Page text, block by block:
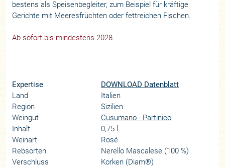
bestens als Speisenbegleiter, zum Beispiel für kräftige
Gerichte mit Meeresfrüchten oder fettreichen Fischen.
Ab sofort bis mindestens 2028.
Expertise
DOWNLOAD Datenblatt
Land
Italien
Region
Sizilien
Weingut
Cusumano - Partinico
Inhalt
0,75 l
Weinart
Rosé
Rebsorten
Nerello Mascalese (100 %)
Verschluss
Korken (Diam®)